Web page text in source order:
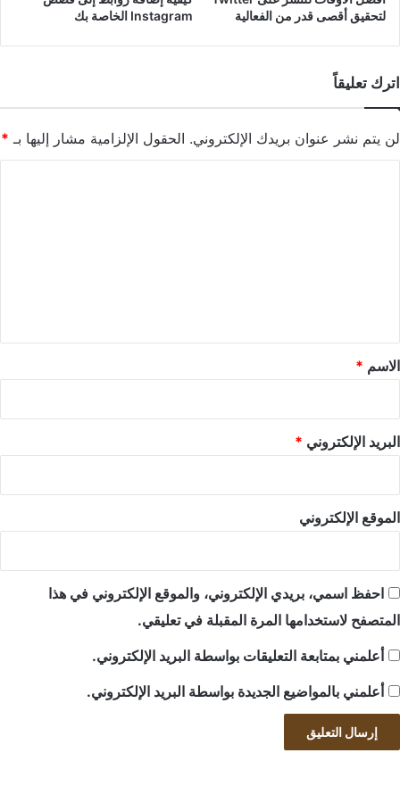
لتحقيق أقصى قدر من الفعالية
Instagram الخاصة بك
اترك تعليقاً
لن يتم نشر عنوان بريدك الإلكتروني. الحقول الإلزامية مشار إليها بـ *
*
الاسم *
البريد الإلكتروني *
الموقع الإلكتروني
احفظ اسمي، بريدي الإلكتروني، والموقع الإلكتروني في هذا
المتصفح لاستخدامها المرة المقبلة في تعليقي.
أعلمني بمتابعة التعليقات بواسطة البريد الإلكتروني.
أعلمني بالمواضيع الجديدة بواسطة البريد الإلكتروني.